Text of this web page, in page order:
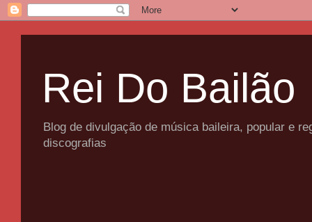
Rei Do Bailão
Blog de divulgação de música baileira, popular e
discografias